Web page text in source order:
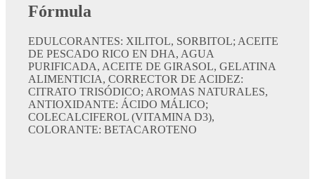
Fórmula
EDULCORANTES: XILITOL, SORBITOL; ACEITE
DE PESCADO RICO EN DHA, AGUA
PURIFICADA, ACEITE DE GIRASOL, GELATINA
ALIMENTICIA, CORRECTOR DE ACIDEZ:
CITRATO TRISÓDICO; AROMAS NATURALES,
ANTIOXIDANTE: ÁCIDO MÁLICO;
COLECALCIFEROL (VITAMINA D3),
COLORANTE: BETACAROTENO